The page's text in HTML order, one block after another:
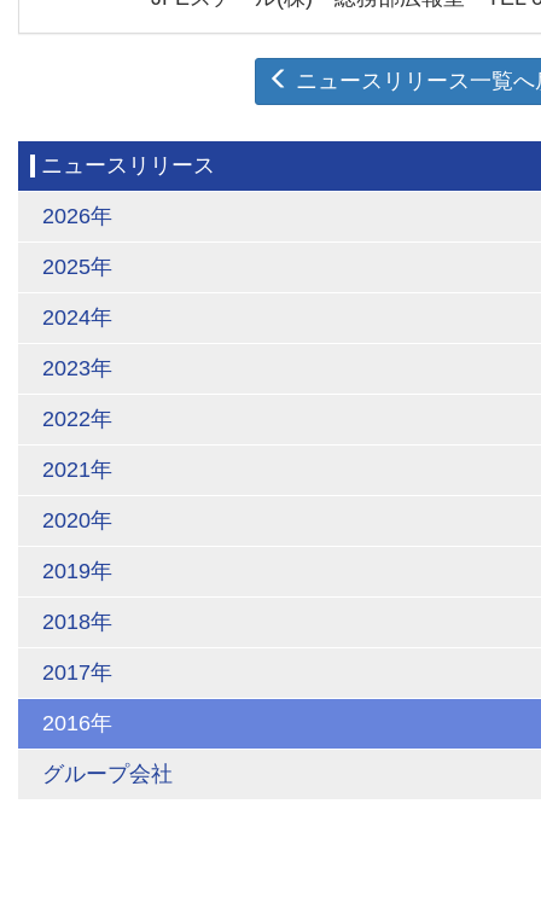
ニュースリリース一覧へ
ニュースリリース
2026年
2025年
2024年
2023年
2022年
2021年
2020年
2019年
2018年
2017年
2016年
グループ会社